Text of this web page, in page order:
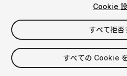
$4.99
シート 1
Cookie
すべて拒否
すべての Cookie